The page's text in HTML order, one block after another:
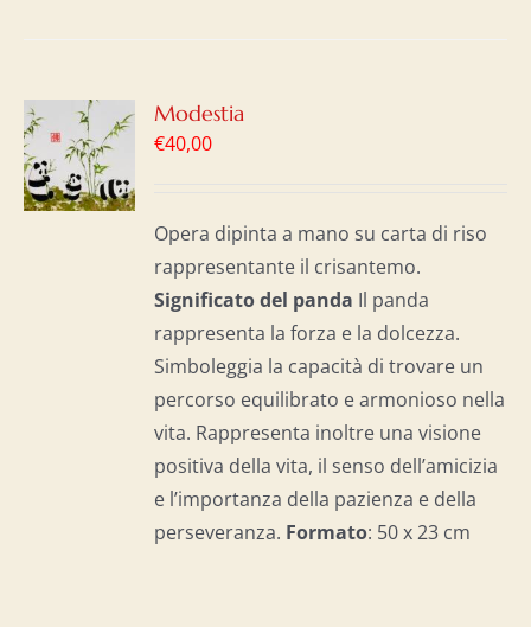
Modestia
€40,00
Opera dipinta a mano su carta di riso
rappresentante il crisantemo.
Significato del panda Il panda
rappresenta la forza e la dolcezza.
Simboleggia la capacità di trovare un
percorso equilibrato e armonioso nella
vita. Rappresenta inoltre una visione
positiva della vita, il senso dell’amicizia
e l’importanza della pazienza e della
perseveranza. Formato: 50 x 23 cm